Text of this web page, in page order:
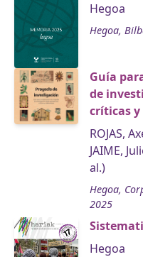
Hegoa
Hegoa,
Guía
de
críticas
ROJAS,
JAIME,
al.)
Hegoa,
2025
Hegoa